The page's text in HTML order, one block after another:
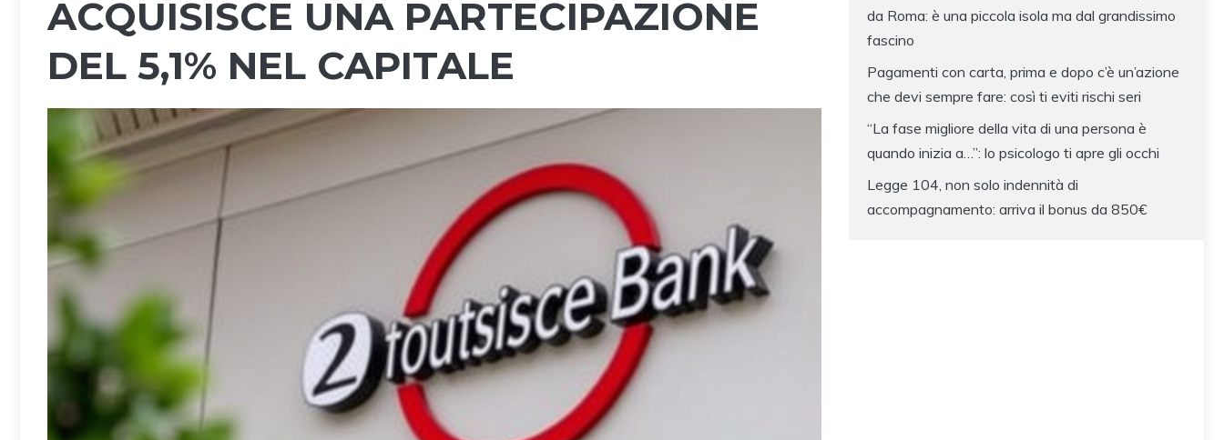
ACQUISISCE UNA PARTECIPAZIONE
DEL 5,1% NEL CAPITALE
da Roma: è una piccola isola ma dal grandissimo
fascino
Pagamenti con carta, prima e dopo c’è un’azione
che devi sempre fare: così ti eviti rischi seri
“La fase migliore della vita di una persona è
quando inizia a…”: lo psicologo ti apre gli occhi
Legge 104, non solo indennità di
accompagnamento: arriva il bonus da 850€